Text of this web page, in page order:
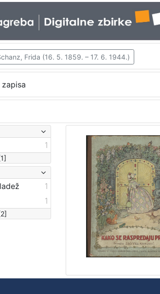
Frida (16. 5. 1859. – 17. 6. 1944.)
zapisa
1
1
1